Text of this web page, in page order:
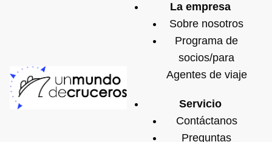
La empresa
Sobre nosotros
Programa de
socios/para
Agentes de viaje
Servicio
Contáctanos
Preguntas